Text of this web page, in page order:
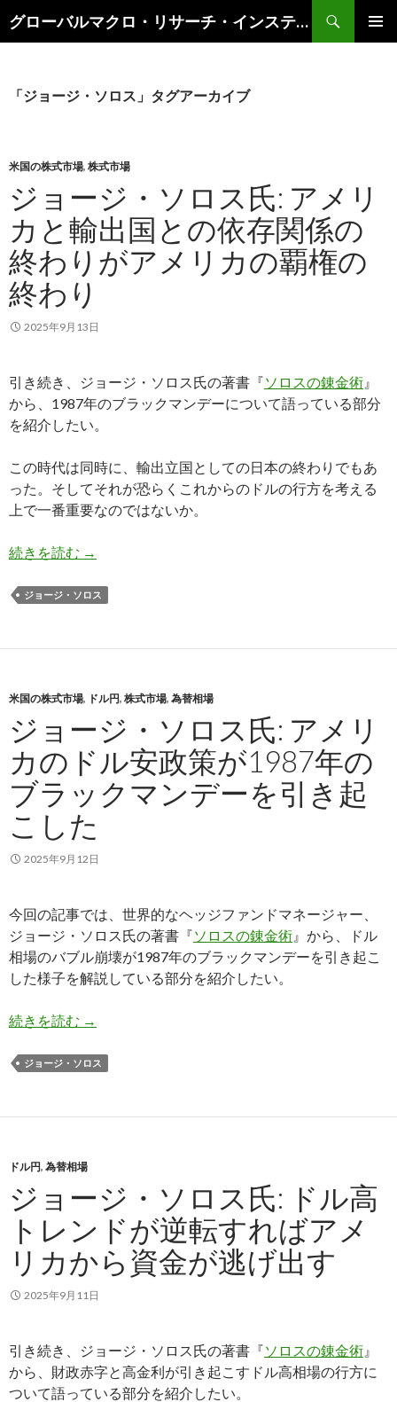
グローバルマクロ・リサーチ・インスティテュート
索
ン
キ
プ
「ジョージ・ソロス」タグアーカイブ
米国の株式市場, 株式市場
ジョージ・ソロス氏: アメリ
カと輸出国との依存関係の
終わりがアメリカの覇権の
終わり
2025年9月13日
引き続き、ジョージ・ソロス氏の著書『ソロスの錬金術 』
から、1987年のブラックマンデーについて語っている部分
を紹介したい。
この時代は同時に、輸出立国としての日本の終わりでもあ
った。そしてそれが恐らくこれからのドルの行方を考える
上で一番重要なのではないか。
続きを読む ジョージ・ソロス氏: アメリカと輸出国との依存
→
ジョージ・ソロス
米国の株式市場, ドル円, 株式市場, 為替相場
ジョージ・ソロス氏: アメリ
カのドル安政策が1987年の
ブラックマンデーを引き起
こした
2025年9月12日
今回の記事では、世界的なヘッジファンドマネージャー、
ジョージ・ソロス氏の著書『ソロスの錬金術 』から、ドル
相場のバブル崩壊が1987年のブラックマンデーを引き起こ
した様子を解説している部分を紹介したい。
続きを読む ジョージ・ソロス氏: アメリカのドル安政策が
→
ジョージ・ソロス
ドル円, 為替相場
ジョージ・ソロス氏: ドル高
トレンドが逆転すればアメ
リカから資金が逃げ出す
2025年9月11日
引き続き、ジョージ・ソロス氏の著書『ソロスの錬金術 』
から、財政赤字と高金利が引き起こすドル高相場の行方に
ついて語っている部分を紹介したい。